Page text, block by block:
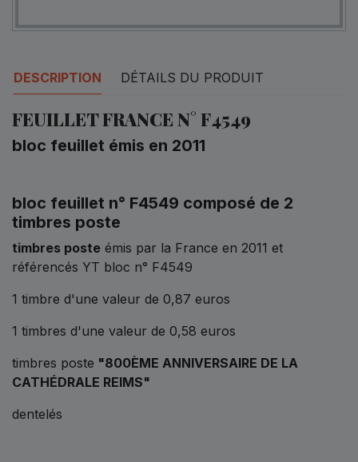
DESCRIPTION DÉTAILS DU PRODUIT
FEUILLET FRANCE N° F4549
bloc feuillet émis en 2011
bloc feuillet n° F4549 composé de 2
timbres poste
timbres poste émis par la France en 2011 et
référencés YT bloc n° F4549
1 timbre d'une valeur de 0,87 euros
1 timbres d'une valeur de 0,58 euros
timbres poste "800ÈME ANNIVERSAIRE DE LA
CATHÉDRALE REIMS"
dentelés